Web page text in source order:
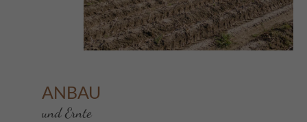
ANBAU
und Ernte